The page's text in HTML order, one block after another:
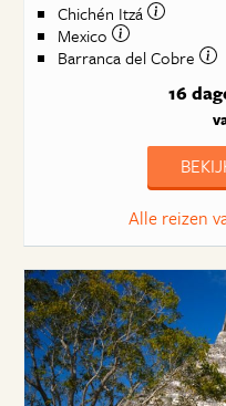
Chichén Itzá
Mexico
Barranca del Cobre
16
Alle reizen